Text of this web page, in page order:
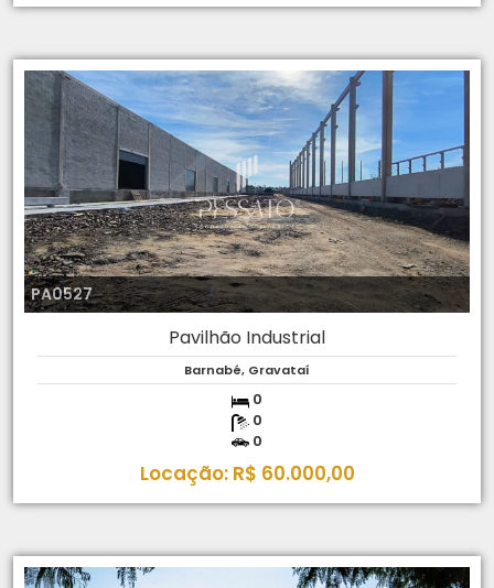
PA0527
Pavilhão Industrial
Barnabé, Gravataí
0
0
0
Locação: R$ 60.000,00